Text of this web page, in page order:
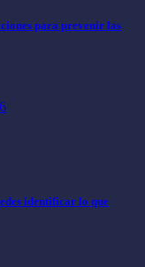
para prevenir las
identificar lo que